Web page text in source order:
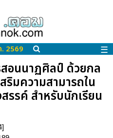
2569 ☰
อนนาฏศิลป์ ด้วยกล
ริมความสามารถใน
รรค์ สำหรับนักเรียน